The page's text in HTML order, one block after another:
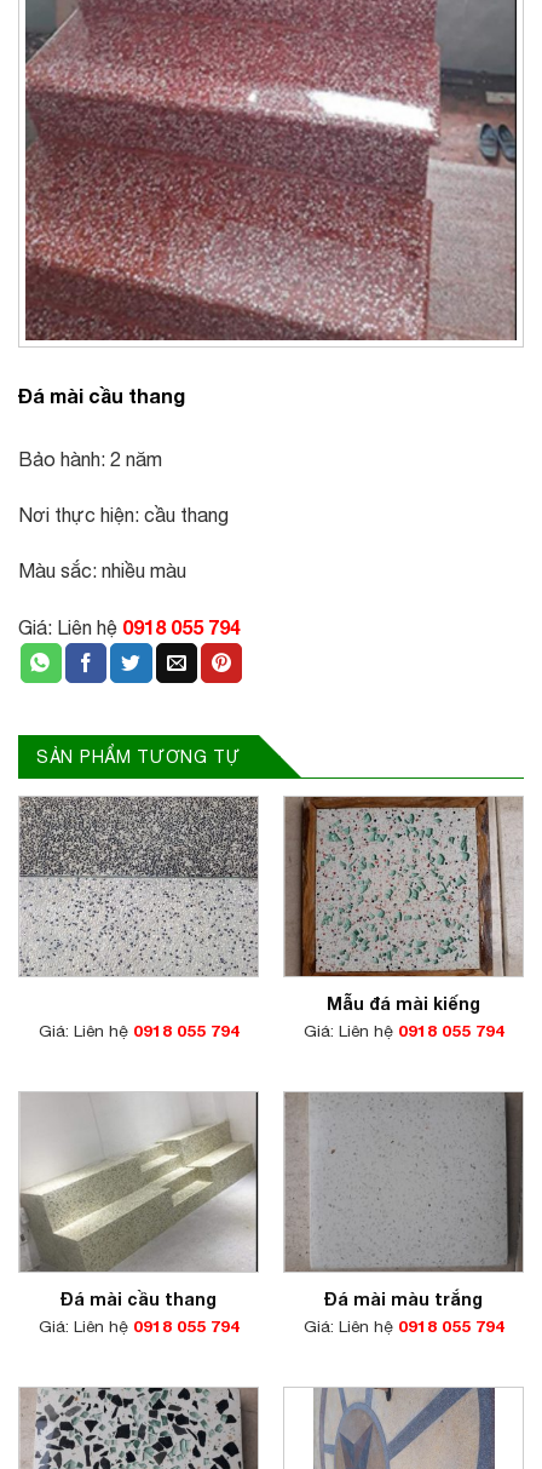
Đá mài cầu thang
Bảo hành: 2 năm
Nơi thực hiện: cầu thang
Màu sắc: nhiều màu
Giá: Liên hệ 0918 055 794
SẢN PHẨM TƯƠNG TỰ
Giá: Liên hệ 0918 055 794
Mẫu đá mài kiếng
Giá: Liên hệ 0918 055 794
Đá mài cầu thang
Giá: Liên hệ 0918 055 794
Đá mài màu trắng
Giá: Liên hệ 0918 055 794